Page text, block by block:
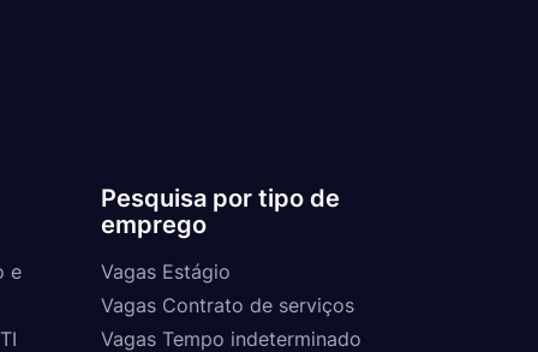
e
Pesquisa por tipo de
emprego
Vagas Estágio
Vagas Contrato de serviços
Vagas Tempo indeterminado